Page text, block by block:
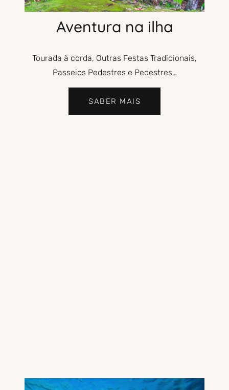
Aventura na ilha
Tourada à corda, Outras Festas Tradicionais,
Passeios Pedestres e Pedestres…
SABER MAIS